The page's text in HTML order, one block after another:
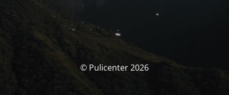
© Pulicenter 2026